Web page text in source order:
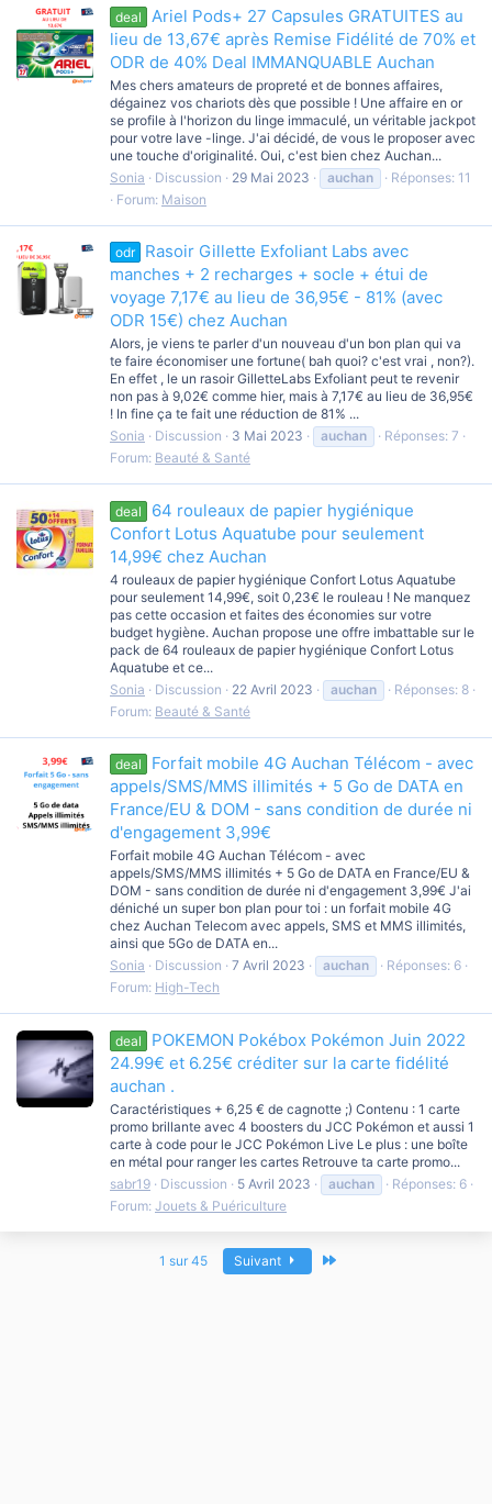
deal
Ariel Pods+ 27 Capsules GRATUITES au
lieu de 13,67€ après Remise Fidélité de 70% et
ODR de 40% Deal IMMANQUABLE Auchan
Mes chers amateurs de propreté et de bonnes affaires,
dégainez vos chariots dès que possible ! Une affaire en or
se profile à l'horizon du linge immaculé, un véritable jackpot
pour votre lave -linge. J'ai décidé, de vous le proposer avec
une touche d'originalité. Oui, c'est bien chez Auchan...
Sonia
Discussion 29 Mai 2023 auchan
Réponses: 11
Forum: Maison
odr
Rasoir Gillette Exfoliant Labs avec
manches + 2 recharges + socle + étui de
voyage 7,17€ au lieu de 36,95€ - 81% (avec
ODR 15€) chez Auchan
Alors, je viens te parler d'un nouveau d'un bon plan qui va
te faire économiser une fortune( bah quoi? c'est vrai , non?).
En effet , le un rasoir GilletteLabs Exfoliant peut te revenir
non pas à 9,02€ comme hier, mais à 7,17€ au lieu de 36,95€
! In fine ça te fait une réduction de 81% ...
Sonia
Discussion 3 Mai 2023 auchan
Réponses: 7
Forum: Beauté & Santé
deal
64 rouleaux de papier hygiénique
Confort Lotus Aquatube pour seulement
14,99€ chez Auchan
4 rouleaux de papier hygiénique Confort Lotus Aquatube
pour seulement 14,99€, soit 0,23€ le rouleau ! Ne manquez
pas cette occasion et faites des économies sur votre
budget hygiène. Auchan propose une offre imbattable sur le
pack de 64 rouleaux de papier hygiénique Confort Lotus
Aquatube et ce...
Sonia
Discussion 22 Avril 2023 auchan
Réponses: 8
Forum: Beauté & Santé
deal
Forfait mobile 4G Auchan Télécom - avec
appels/SMS/MMS illimités + 5 Go de DATA en
France/EU & DOM - sans condition de durée ni
d'engagement 3,99€
Forfait mobile 4G Auchan Télécom - avec
appels/SMS/MMS illimités + 5 Go de DATA en France/EU &
DOM - sans condition de durée ni d'engagement 3,99€ J'ai
déniché un super bon plan pour toi : un forfait mobile 4G
chez Auchan Telecom avec appels, SMS et MMS illimités,
ainsi que 5Go de DATA en...
Sonia
Discussion 7 Avril 2023 auchan
Réponses: 6
Forum: High-Tech
deal
POKEMON Pokébox Pokémon Juin 2022
24.99€ et 6.25€ créditer sur la carte fidélité
auchan .
Caractéristiques + 6,25 € de cagnotte ;) Contenu : 1 carte
promo brillante avec 4 boosters du JCC Pokémon et aussi 1
carte à code pour le JCC Pokémon Live Le plus : une boîte
en métal pour ranger les cartes Retrouve ta carte promo...
sabr19
Discussion 5 Avril 2023 auchan
Réponses: 6
Forum: Jouets & Puériculture
1 sur 45 Suivant